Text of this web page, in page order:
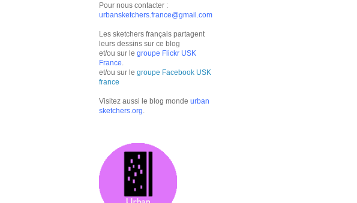
Pour nous contacter :
urbansketchers.france@gmail.com
Les sketchers français partagent
leurs dessins sur ce blog
et/ou sur le groupe Flickr USK
France
et/ou sur le groupe Facebook USK
france
Visitez aussi le blog monde urban
sketchers.org